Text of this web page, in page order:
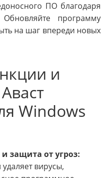
ПО благодаря
программу
на шаг впереди новых
и
Windows
защита от угроз:
вирусы,